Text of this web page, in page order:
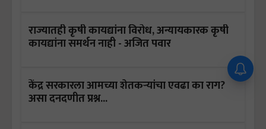
राज्यातही कृषी कायद्यांना विरोध, अन्यायकारक कृषी
कायद्यांना समर्थन नाही - अजित पवार
केंद्र सरकारला आमच्या शेतकऱ्यांचा एवढा का राग?
असा दनदणीत प्रश्न...